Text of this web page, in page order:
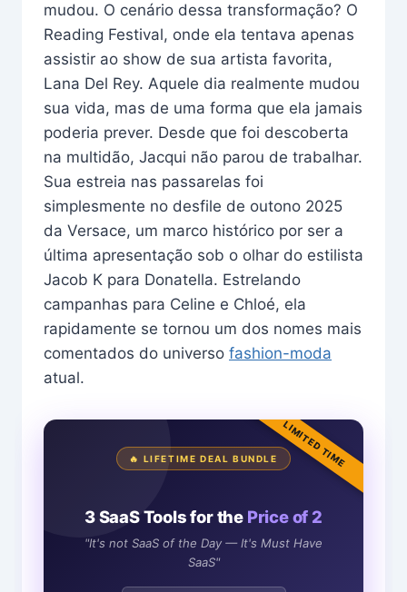
mudou. O cenário dessa transformação? O
Reading Festival, onde ela tentava apenas
assistir ao show de sua artista favorita,
Lana Del Rey. Aquele dia realmente mudou
sua vida, mas de uma forma que ela jamais
poderia prever. Desde que foi descoberta
na multidão, Jacqui não parou de trabalhar.
Sua estreia nas passarelas foi
simplesmente no desfile de outono 2025
da Versace, um marco histórico por ser a
última apresentação sob o olhar do estilista
Jacob K para Donatella. Estrelando
campanhas para Celine e Chloé, ela
rapidamente se tornou um dos nomes mais
comentados do universo fashion-moda
atual.
LIMITED TIME
🔥 LIFETIME DEAL BUNDLE
3 SaaS Tools for the Price of 2
"It's not SaaS of the Day — It's Must Have
SaaS"